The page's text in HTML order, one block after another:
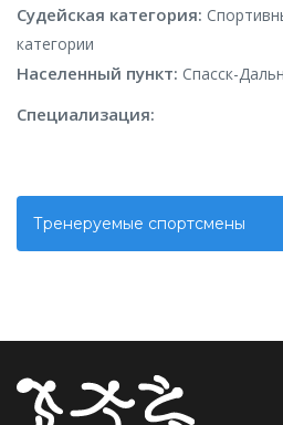
Судейская категория:
категории
Населенный пункт: Спасск-
Специализация:
Тренеруемые спортсмены